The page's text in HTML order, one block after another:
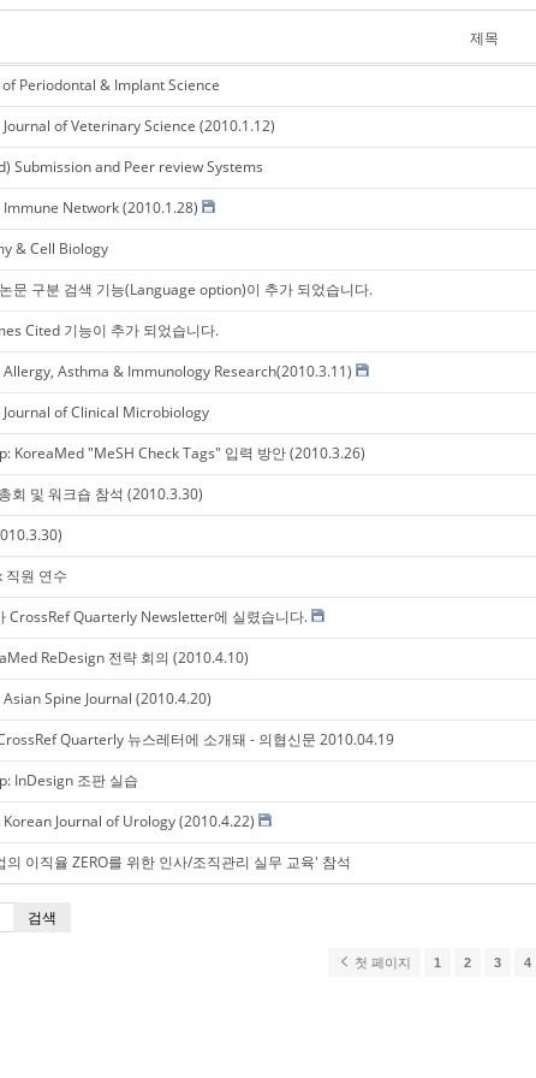
제목
Periodontal & Implant Science
of Veterinary Science (2010.1.12)
Submission and Peer review Systems
Network (2010.1.28)
& Cell Biology
문 구분 검색 기능(Language option)이 추가 되었습니다.
Cited 기능이 추가 되었습니다.
Asthma & Immunology Research(2010.3.11)
of Clinical Microbiology
KoreaMed "MeSH Check Tags" 입력 방안 (2010.3.26)
회 및 워크숍 참석 (2010.3.30)
직원 연수
CrossRef Quarterly Newsletter에 실렸습니다.
ReDesign 전략 회의 (2010.4.10)
Spine Journal (2010.4.20)
Quarterly 뉴스레터에 소개돼 - 의협신문 2010.04.19
InDesign 조판 실습
Journal of Urology (2010.4.22)
이직율 ZERO를 위한 인사/조직관리 실무 교육' 참석
검색
첫 페이지 1 2 3 4